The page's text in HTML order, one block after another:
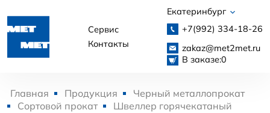
Сервис
Контакты
Екатеринбург
+7(992) 334-18-26
zakaz@met2met.ru
В заказе:0
Главная Продукция
Черный металлопрокат
Сортовой прокат
Швеллер горячекатаный